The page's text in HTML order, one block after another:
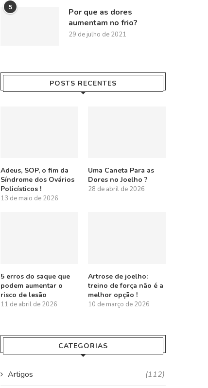
5
Por que as dores
aumentam no frio?
29 de julho de 2021
POSTS RECENTES
Adeus, SOP, o fim da
Síndrome dos Ovários
Policísticos !
13 de maio de 2026
Uma Caneta Para as
Dores no Joelho ?
28 de abril de 2026
5 erros do saque que
podem aumentar o
risco de lesão
11 de abril de 2026
Artrose de joelho:
treino de força não é a
melhor opção !
10 de março de 2026
CATEGORIAS
Artigos (112)